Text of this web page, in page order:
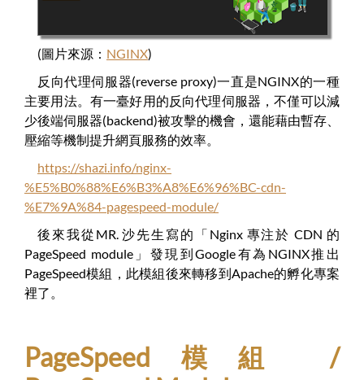
(圖片來源： NGINX)
反向代理伺服器(reverse proxy)一直是NGINX的一種
主要用法。有一臺好用的反向代理伺服器，不僅可以減
少後端伺服器(backend)被攻擊的機會，還能藉由暫存、
壓縮等機制提升網頁服務的效率。
https://shazi.info/nginx-
%E5%B0%88%E6%B3%A8%E6%96%BC-cdn-
%E7%9A%84-pagespeed-module/
後來我從MR. 沙先生寫的「Nginx 專注於 CDN 的
PageSpeed module」發現到Google有為NGINX推出
PageSpeed模組，此模組後來轉移到Apache的孵化專案
裡了。
PageSpeed模組 /